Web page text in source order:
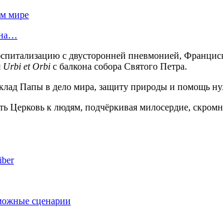
мире
с двусторонней пневмонией,
Urbi et Orbi с балкона собора Святого Петра.
Папы в дело мира, защиту природы и помощь
Церковь к людям, подчёркивая милосердие,
сценарии